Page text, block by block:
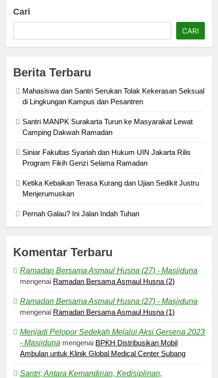
Cari
CARI
Berita Terbaru
Mahasiswa dan Santri Serukan Tolak Kekerasan Seksual
di Lingkungan Kampus dan Pesantren
Santri MANPK Surakarta Turun ke Masyarakat Lewat
Camping Dakwah Ramadan
Siniar Fakultas Syariah dan Hukum UIN Jakarta Rilis
Program Fikih Genzi Selama Ramadan
Ketika Kebaikan Terasa Kurang dan Ujian Sedikit Justru
Menjerumuskan
Pernah Galau? Ini Jalan Indah Tuhan
Komentar Terbaru
Ramadan Bersama Asmaul Husna (27) - Masjiduna
mengenai Ramadan Bersama Asmaul Husna (2)
Ramadan Bersama Asmaul Husna (27) - Masjiduna
mengenai Ramadan Bersama Asmaul Husna (1)
Menjadi Pelopor Sedekah Melalui Aksi Gersena 2023
- Masjiduna mengenai BPKH Distribusikan Mobil
Ambulan untuk Klinik Global Medical Center Subang
Santri; Antara Kemandirian, Kedisiplinan,